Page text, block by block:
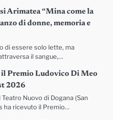
Arimatea “Mina come la
di donne, memoria e
di essere solo lette, ma
il sangue,…
Premio Ludovico Di Meo
2026
Nuovo di Dogana (San
ha ricevuto il Premio…